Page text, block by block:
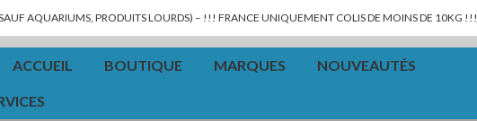
AQUARIUMS, PRODUITS LOURDS) – !!! FRANCE UNIQUEMENT COLIS DE MOINS DE 10KG !!!
ACCUEIL BOUTIQUE MARQUES NOUVEAUTÉS